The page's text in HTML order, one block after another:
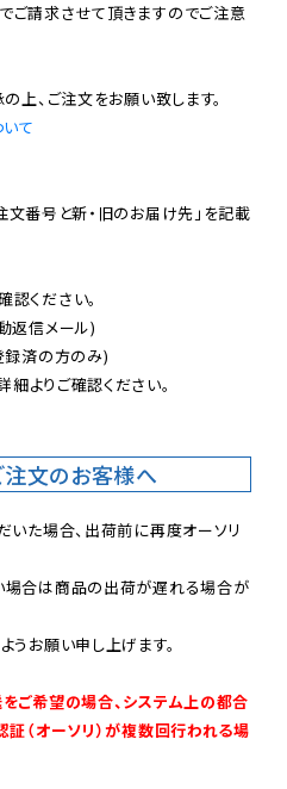
ご請求させて頂きますのでご注意
て
文番号と新・旧のお届け先」を記載
ください。
返信メール)
録済の方のみ)
細よりご確認ください。
注文のお客様へ
いた場合、出荷前に再度オーソリ
場合は商品の出荷が遅れる場合が
うお願い申し上げます。
ご希望の場合、システム上の都合
証（オーソリ）が複数回行われる場